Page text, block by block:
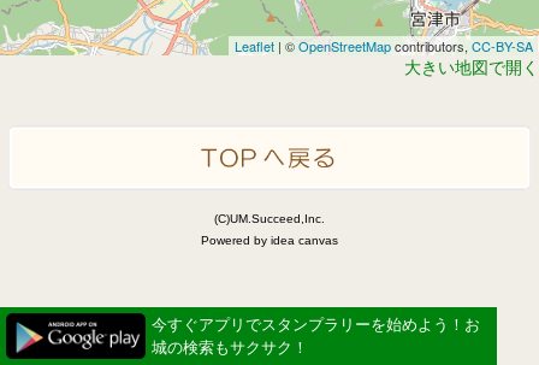
Leaflet | ©OpenStreetMapcontributors,CC-BY-SA
大きい地図で開く
(C)UM.Succeed,Inc.
Powered by idea canvas
今すぐアプリでスタンプラリーを始めよう！お
城の検索もサクサク！